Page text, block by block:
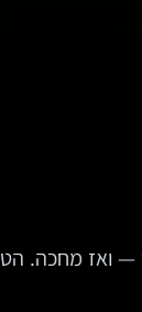
ואז מחכה.